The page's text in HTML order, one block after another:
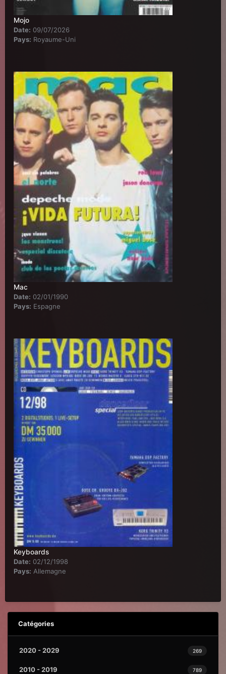
Mojo
Date: 09/07/2026
Pays: Royaume-Uni
Mac
Date: 02/01/1990
Pays: Espagne
Keyboards
Date: 02/12/1998
Pays: Allemagne
Catégories
269
2020 - 2029
789
2010 - 2019